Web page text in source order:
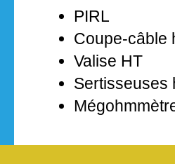
PIRL
Coupe-câble
Valise HT
Sertisseuses